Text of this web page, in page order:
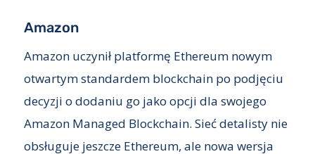
Amazon
Amazon uczynił platformę Ethereum nowym
otwartym standardem blockchain po podjęciu
decyzji o dodaniu go jako opcji dla swojego
Amazon Managed Blockchain. Sieć detalisty nie
obsługuje jeszcze Ethereum, ale nowa wersja